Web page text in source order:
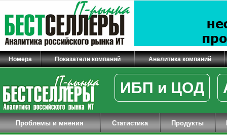
Номера Показатели компаний Аналитика компаний
ИБП и ЦОД
Проблемы и мнения Статистика Продукты